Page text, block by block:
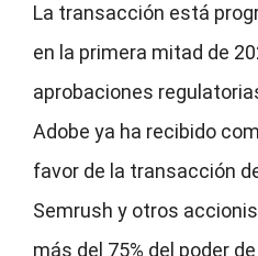
La transacción está
en la primera mitad de
aprobaciones
Adobe ya ha recibido
favor de la transacción
Semrush y otros
más del 75% del poder